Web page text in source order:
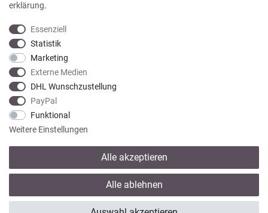
921 Bewertungen
erklärung.
Essenziell
Statistik
Marketing
Externe Medien
DHL Wunschzustellung
PayPal
Funktional
Weitere Einstellungen
Alle akzeptieren
Alle ablehnen
* Alle Preise verstehen sich inkl. gesetzl. MwSt. zzgl.
© copyright 2013-2026 Wohntextilien4You GmbH / Alle Rechte vorbehalten /